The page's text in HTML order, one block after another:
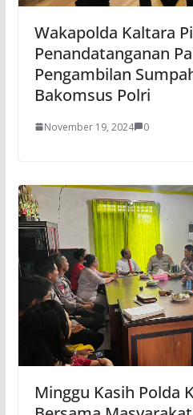
Wakapolda Kaltara
Penandatanganan
Pengambilan
Bakomsus Polri
November 19, 2024 0
Minggu Kasih Polda